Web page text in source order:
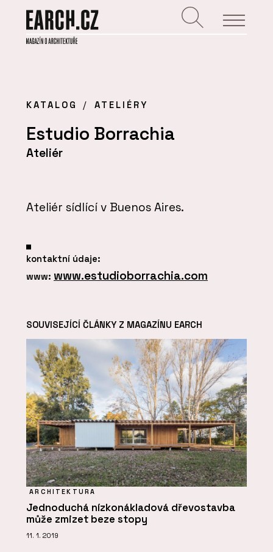
KATALOG ATELIÉRY
Estudio Borrachia
Ateliér
Ateliér sídlící v Buenos Aires.
kontaktní údaje:
www: www.estudioborrachia.com
SOUVISEJÍCÍ ČLÁNKY Z MAGAZÍNU EARCH
ARCHITEKTURA
Jednoduchá nízkonákladová dřevostavba
může zmizet beze stopy
11. 1. 2019